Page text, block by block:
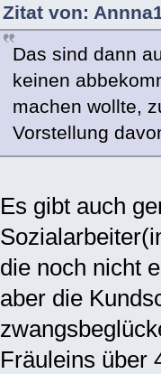
Zitat von:
Das sind dann
keinen
machen wollte,
Vorstellung
Es gibt auch
die noch nicht
aber die
Fräuleins über